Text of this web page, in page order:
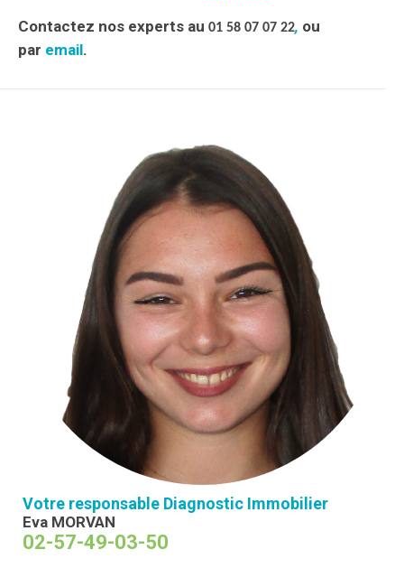
Contactez nos experts au 01 58 07 07 22, ou
par email.
Votre responsable Diagnostic Immobilier
Eva MORVAN
02-57-49-03-50